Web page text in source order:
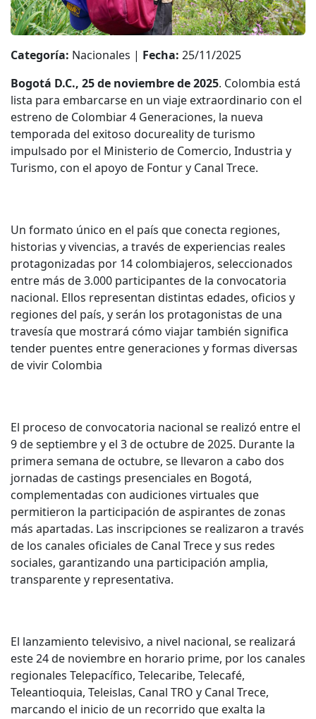
Categoría: Nacionales | Fecha: 25/11/2025
Bogotá D.C., 25 de noviembre de 2025. Colombia está
lista para embarcarse en un viaje extraordinario con el
estreno de Colombiar 4 Generaciones, la nueva
temporada del exitoso docureality de turismo
impulsado por el Ministerio de Comercio, Industria y
Turismo, con el apoyo de Fontur y Canal Trece.
Un formato único en el país que conecta regiones,
historias y vivencias, a través de experiencias reales
protagonizadas por 14 colombiajeros, seleccionados
entre más de 3.000 participantes de la convocatoria
nacional. Ellos representan distintas edades, oficios y
regiones del país, y serán los protagonistas de una
travesía que mostrará cómo viajar también significa
tender puentes entre generaciones y formas diversas
de vivir Colombia
El proceso de convocatoria nacional se realizó entre el
9 de septiembre y el 3 de octubre de 2025. Durante la
primera semana de octubre, se llevaron a cabo dos
jornadas de castings presenciales en Bogotá,
complementadas con audiciones virtuales que
permitieron la participación de aspirantes de zonas
más apartadas. Las inscripciones se realizaron a través
de los canales oficiales de Canal Trece y sus redes
sociales, garantizando una participación amplia,
transparente y representativa.
El lanzamiento televisivo, a nivel nacional, se realizará
este 24 de noviembre en horario prime, por los canales
regionales Telepacífico, Telecaribe, Telecafé,
Teleantioquia, Teleislas, Canal TRO y Canal Trece,
marcando el inicio de un recorrido que exalta la